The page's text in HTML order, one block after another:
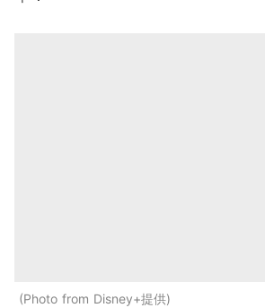
Photo from Disney+提供